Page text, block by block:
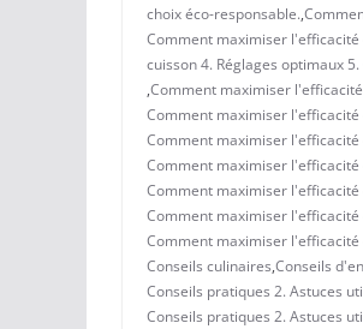
choix éco-responsable.,
Comment maximiser l'efficacité
cuisson 4. Réglages optimaux
,Comment maximiser
Comment maximiser l'efficacité
Comment maximiser
Comment maximiser
Comment maximiser
Comment maximiser
Comment maximiser
Conseils culinaires,Conseils
Conseils pratiques 2. Astuces
Conseils pratiques 2. Astuces